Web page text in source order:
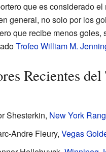
que es considerado el
general, no solo por los
que recibe menos goles,
Trofeo William M.
Recientes
Shesterkin, New York
Andre Fleury, Vegas